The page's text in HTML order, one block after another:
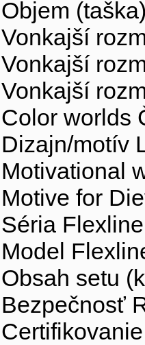
Objem
Vonkajší
Vonkajší
Vonkajší
Color worlds
Dizajn/motív
Motivational
Motive for
Séria Flexline
Model
Obsah setu
Bezpečnosť